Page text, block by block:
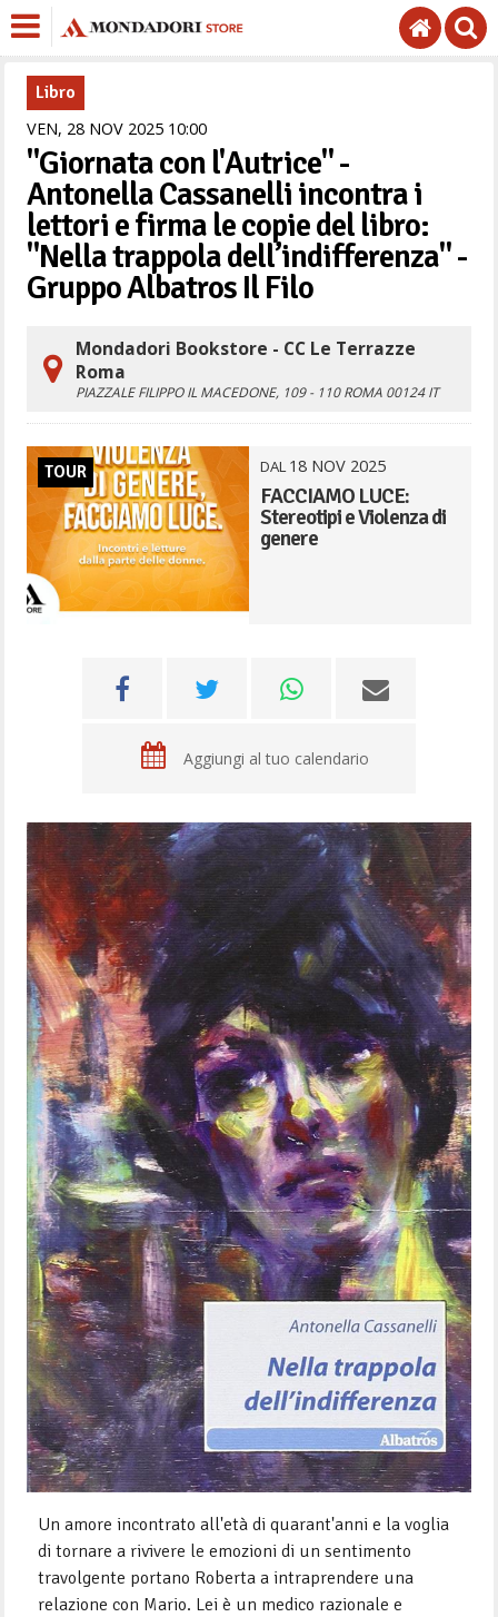
Libro
VEN, 28 NOV 2025 1000
"Giornata con l'Autrice" -
Antonella Cassanelli incontra i
lettori e firma le copie del libro:
"Nella trappola dell’indifferenza" -
Gruppo Albatros Il Filo
Mondadori Bookstore - CC Le Terrazze
Roma
PIAZZALE FILIPPO IL MACEDONE, 109 - 110ROMA 00124 IT
TOUR DAL18 NOV 2025
FACCIAMO LUCE:
Stereotipi e Violenza di
genere
Aggiungi al tuo calendario
Un amore incontrato all'età di quarant'anni e la voglia
di tornare a rivivere le emozioni di un sentimento
travolgente portano Roberta a intraprendere una
relazione con Mario. Lei è un medico razionale e